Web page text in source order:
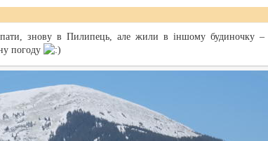
знову в Пилипець, але жили в іншому будиночку –
погоду